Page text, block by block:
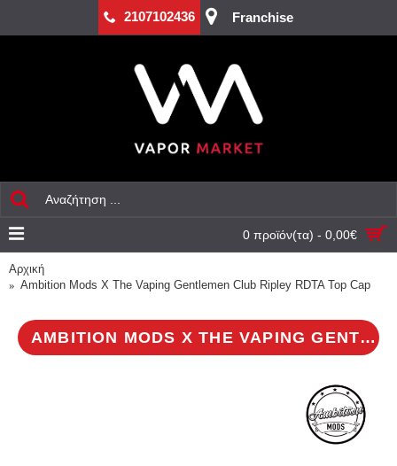
2107102436 Franchise
0 προϊόν(τα) - 0,00€
Αρχική
Ambition Mods X The Vaping Gentlemen Club Ripley RDTA Top Cap
AMBITION MODS X THE VAPING GENTLEMEN CLUB RIPLEY RDTA TOP CAP